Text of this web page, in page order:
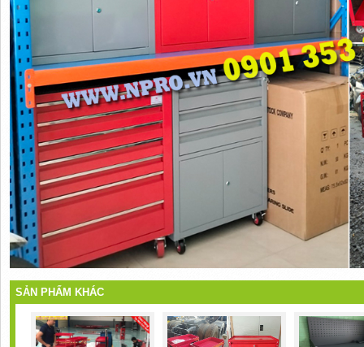
SẢN PHẨM KHÁC